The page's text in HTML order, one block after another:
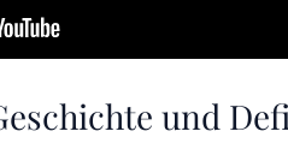
und